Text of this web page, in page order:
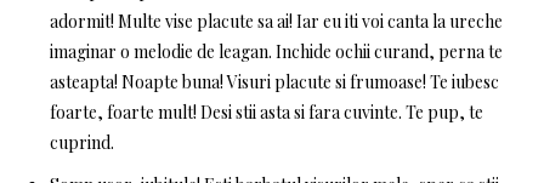
adormit! Multe vise placute sa ai! Iar eu iti voi canta la ureche
imaginar o melodie de leagan. Inchide ochii curand, perna te
asteapta! Noapte buna! Visuri placute si frumoase! Te iubesc
foarte, foarte mult! Desi stii asta si fara cuvinte. Te pup, te
cuprind.